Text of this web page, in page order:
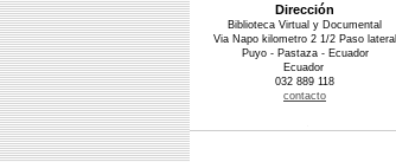
Dirección
Biblioteca Virtual y Documental
Via Napo kilometro 2 1/2 Paso lateral
Puyo - Pastaza - Ecuador
Ecuador
032 889 118
contacto